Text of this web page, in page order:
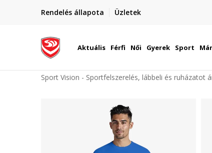
Rendelés állapota Üzletek
Szállítás Magyarország területén
Aktuális Férfi Női Gyerek Sport
Sport Vision - Sportfelszerelés, lábbeli és ruházatot